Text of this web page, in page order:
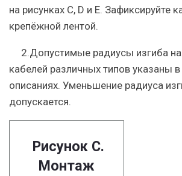
на рисунках С, D и Е. Зафиксируйте
крепёжной лентой.
2.Допустимые радиусы изгиба
кабелей различных типов указаны в
описаниях. Уменьшение радиуса
допускается.
Рисунок С.
Монтаж